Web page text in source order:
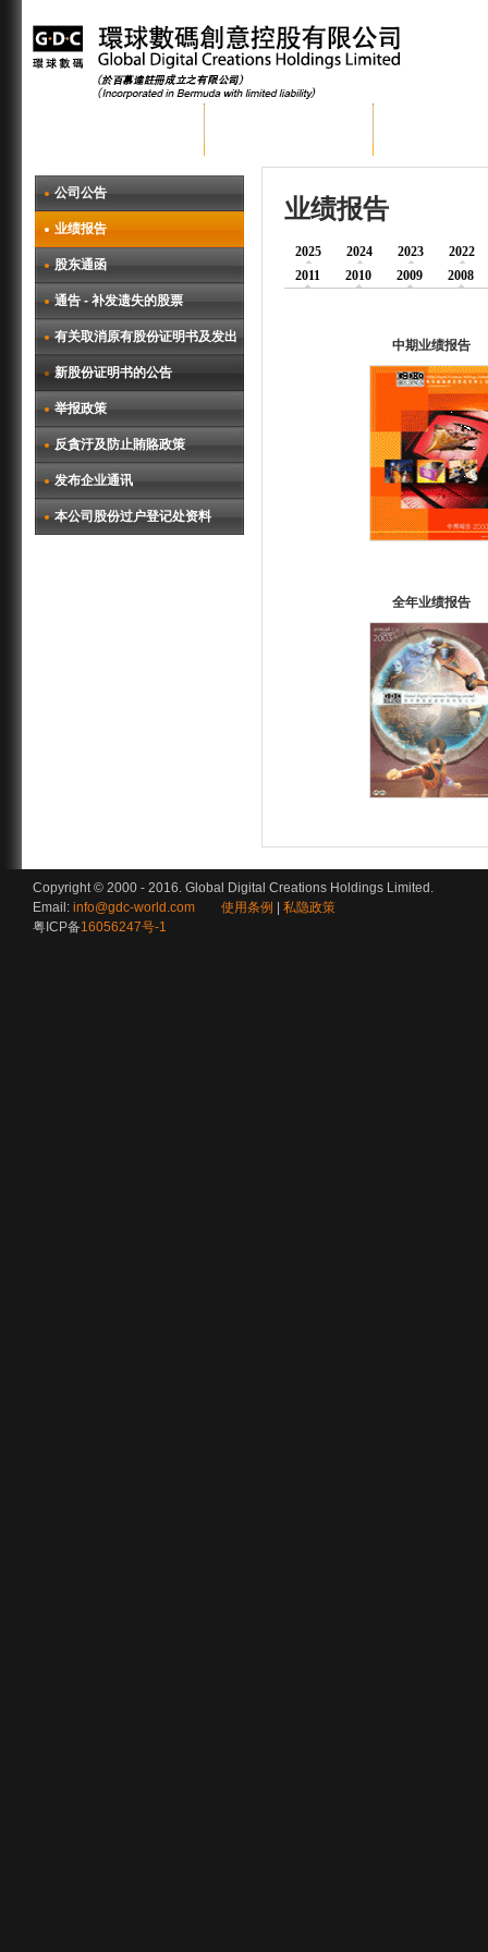
业绩报告
2025 2024 2023
2022
2011
2010 2009 2008
中期业绩报告
全年业绩报告
公司公告
业绩报告
股东通函
通告 - 补发遗失的股票
有关取消原有股份证明书及发出
新股份证明书的公告
举报政策
反貪汙及防止賄賂政策
发布企业通讯
本公司股份过户登记处资料
Copyright © 2000 - 2016. Global Digital Creations Holdings Limited.
Email: info@gdc-world.com 使用条例
私隐政策
粤ICP备16056247号-1